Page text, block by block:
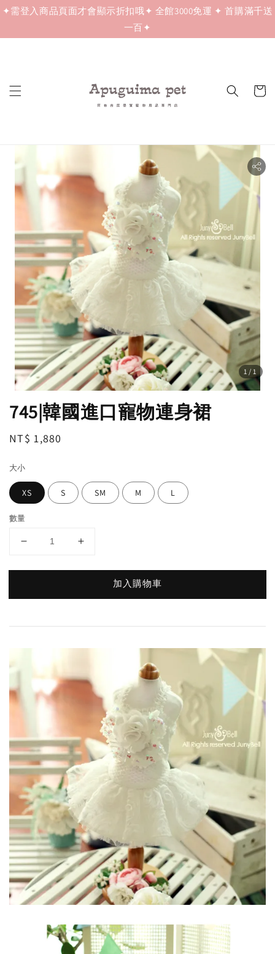
✦需登入商品頁面才會顯示折扣哦✦ 全館3000免運 ✦ 首購滿千送
一百✦
1 /1
745|韓國進口寵物連身裙
Regular
NT$ 1,880
大小
XS S SM M L
數量
加入購物車